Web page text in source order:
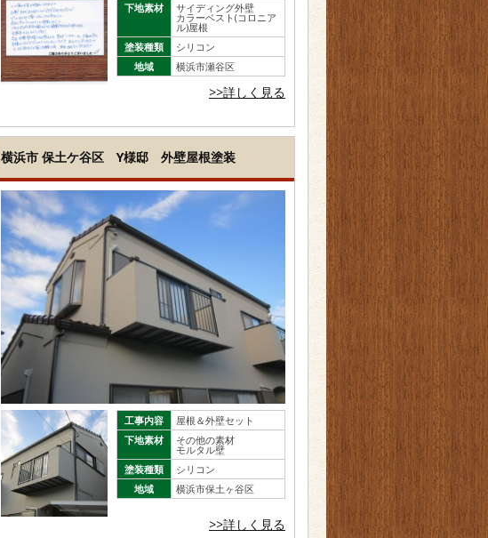
下地素材
サイディング外壁
カラーベスト(コロニア
ル)屋根
塗装種類
シリコン
地域
横浜市瀬谷区
>>詳しく見る
横浜市 保土ケ谷区 Y様邸 外壁屋根塗装
工事内容
屋根＆外壁セット
下地素材
その他の素材
モルタル壁
塗装種類
シリコン
地域
横浜市保土ヶ谷区
>>詳しく見る